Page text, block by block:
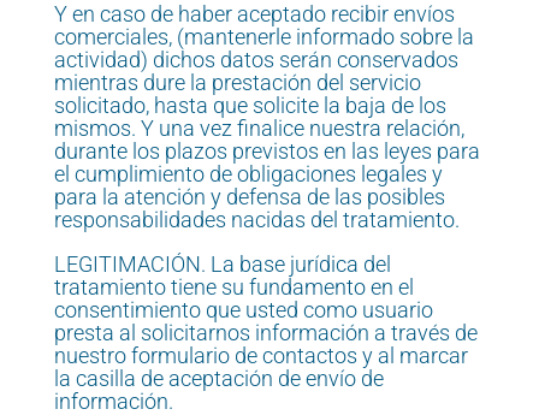
Y en caso de haber aceptado recibir envíos
comerciales, (mantenerle informado sobre la
actividad) dichos datos serán conservados
mientras dure la prestación del servicio
solicitado, hasta que solicite la baja de los
mismos. Y una vez finalice nuestra relación,
durante los plazos previstos en las leyes para
el cumplimiento de obligaciones legales y
para la atención y defensa de las posibles
responsabilidades nacidas del tratamiento.
LEGITIMACIÓN. La base jurídica del
tratamiento tiene su fundamento en el
consentimiento que usted como usuario
presta al solicitarnos información a través de
nuestro formulario de contactos y al marcar
la casilla de aceptación de envío de
información.